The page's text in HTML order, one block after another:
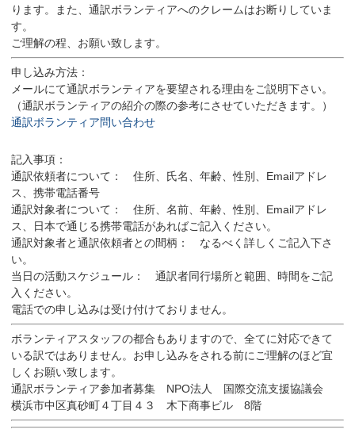
ります。また、通訳ボランティアへのクレームはお断りしていま
す。
ご理解の程、お願い致します。
申し込み方法：
メールにて通訳ボランティアを要望される理由をご説明下さい。
（通訳ボランティアの紹介の際の参考にさせていただきます。）
通訳ボランティア問い合わせ
記入事項：
通訳依頼者について： 住所、氏名、年齢、性別、Emailアドレ
ス、携帯電話番号
通訳対象者について： 住所、名前、年齢、性別、Emailアドレ
ス、日本で通じる携帯電話があればご記入ください。
通訳対象者と通訳依頼者との間柄： なるべく詳しくご記入下さ
い。
当日の活動スケジュール： 通訳者同行場所と範囲、時間をご記
入ください。
電話での申し込みは受け付けておりません。
ボランティアスタッフの都合もありますので、全てに対応できて
いる訳ではありません。お申し込みをされる前にご理解のほど宜
しくお願い致します。
通訳ボランティア参加者募集 NPO法人 国際交流支援協議会
横浜市中区真砂町４丁目４３ 木下商事ビル 8階